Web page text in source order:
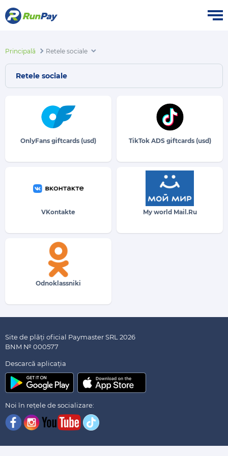
Principală Retele sociale
Retele sociale
OnlyFans giftcards (usd) TikTok ADS giftcards (usd)
VKontakte My world Mail.Ru
Odnoklassniki
Site de plăți oficial Paymaster SRL 2026
BNM № 000577
Descarсă aplicația
Noi în rețele de socializare: